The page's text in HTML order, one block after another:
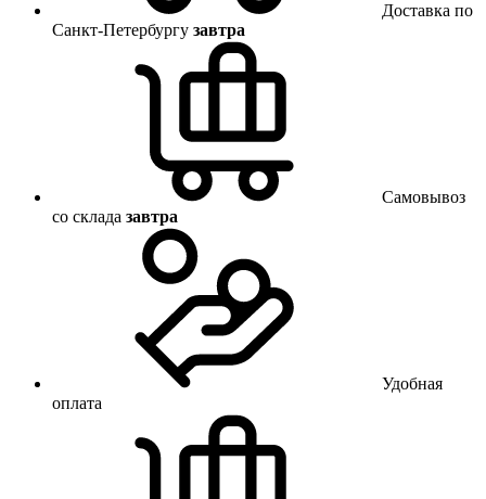
Доставка по
Санкт-Петербургу завтра
Самовывоз
со склада завтра
Удобная
оплата